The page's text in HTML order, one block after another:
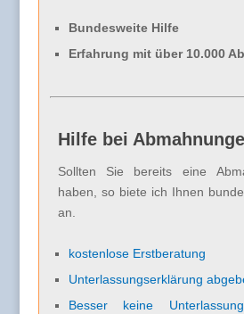
Bundesweite Hilfe
Erfahrung mit über 10.000
Hilfe bei
Sollten Sie bereits eine
haben, so biete ich Ihnen
an.
kostenlose Erstberatung
Unterlassungserklärung
Besser keine